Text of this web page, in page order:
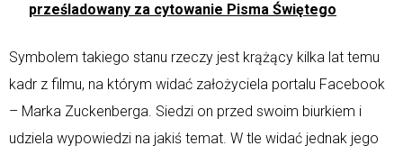
prześladowany za cytowanie Pisma Świętego
Symbolem takiego stanu rzeczy jest krążący kilka lat temu
kadr z filmu, na którym widać założyciela portalu Facebook
– Marka Zuckenberga. Siedzi on przed swoim biurkiem i
udziela wypowiedzi na jakiś temat. W tle widać jednak jego